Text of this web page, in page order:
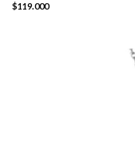
$119.000